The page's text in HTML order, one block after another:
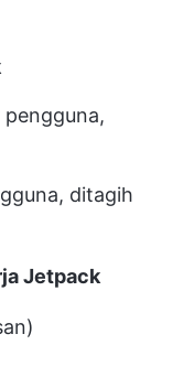
ditagih
Jetpack